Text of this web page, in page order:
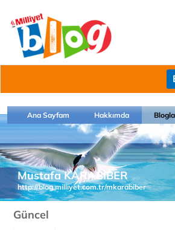
Ana Sayfam Hakkımda
Mustafa KARABİBER
http://blog.milliyet.com.tr/mkarabiber
Güncel